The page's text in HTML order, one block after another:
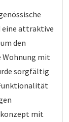
eine attraktive
den
Wohnung mit
sorgfältig
mit